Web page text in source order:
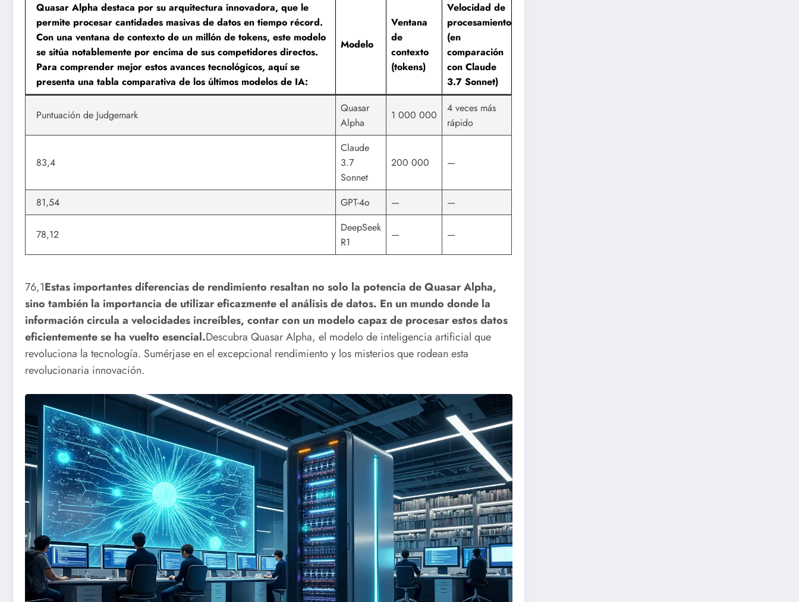
Quasar Alpha destaca por su arquitectura innovadora, que le
permite procesar cantidades masivas de datos en tiempo récord.
Con una ventana de contexto de un millón de tokens, este modelo
se sitúa notablemente por encima de sus competidores directos.
Para comprender mejor estos avances tecnológicos, aquí se
presenta una tabla comparativa de los últimos modelos de IA:
Modelo
Ventana
de
contexto
(tokens)
Velocidad de
procesamiento
(en
comparación
con Claude
3.7 Sonnet)
Puntuación de Judgemark
Quasar
Alpha
1 000 000
4 veces más
rápido
83,4
Claude
3.7
Sonnet
200 000 —
81,54 GPT-4o — —
78,12
DeepSeek
R1
— —
76,1Estas importantes diferencias de rendimiento resaltan no solo la potencia de Quasar Alpha,
sino también la importancia de utilizar eficazmente el análisis de datos. En un mundo donde la
información circula a velocidades increíbles, contar con un modelo capaz de procesar estos datos
eficientemente se ha vuelto esencial.Descubra Quasar Alpha, el modelo de inteligencia artificial que
revoluciona la tecnología. Sumérjase en el excepcional rendimiento y los misterios que rodean esta
revolucionaria innovación.